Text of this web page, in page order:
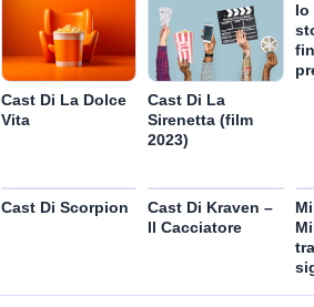
Cast Di La Dolce
Vita
Cast Di La
Sirenetta (film
2023)
Io
Cast Di Scorpion
Cast Di Kraven –
Il Cacciatore